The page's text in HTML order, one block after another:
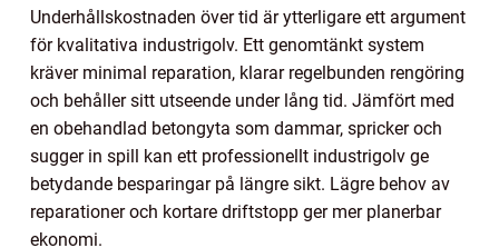
Underhållskostnaden över tid är ytterligare ett argument
för kvalitativa industrigolv. Ett genomtänkt system
kräver minimal reparation, klarar regelbunden rengöring
och behåller sitt utseende under lång tid. Jämfört med
en obehandlad betongyta som dammar, spricker och
sugger in spill kan ett professionellt industrigolv ge
betydande besparingar på längre sikt. Lägre behov av
reparationer och kortare driftstopp ger mer planerbar
ekonomi.